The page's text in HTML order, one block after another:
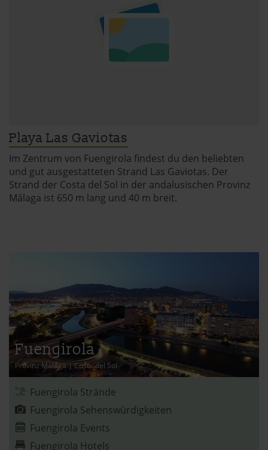
Impressum
Playa Las Gaviotas
Im Zentrum von Fuengirola findest du den beliebten
und gut ausgestatteten Strand Las Gaviotas. Der
Strand der Costa del Sol in der andalusischen Provinz
Málaga ist 650 m lang und 40 m breit.
Fuengirola
Provinz Málaga|Costa del Sol
Fuengirola Strände
Fuengirola Sehenswürdigkeiten
Fuengirola Events
Fuengirola Hotels